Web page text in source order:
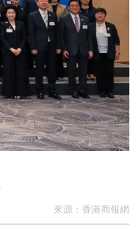
14:21
14:20
14:16
14:14
14:13
來源： 香港商報網